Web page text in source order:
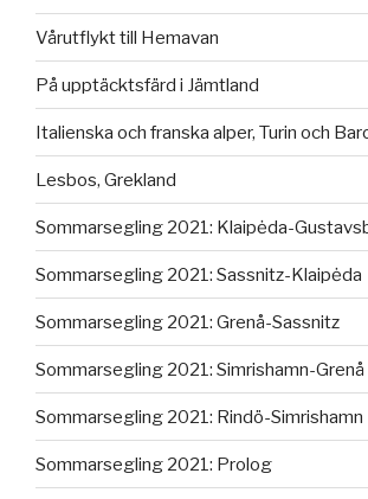
Vårutflykt till Hemavan
På upptäcktsfärd i Jämtland
Italienska och franska alper, Turin och
Lesbos, Grekland
Sommarsegling 2021: Klaipėda-
Sommarsegling 2021: Sassnitz-Klaipėda
Sommarsegling 2021: Grenå-Sassnitz
Sommarsegling 2021: Simrishamn-Grenå
Sommarsegling 2021: Rindö-Simrishamn
Sommarsegling 2021: Prolog